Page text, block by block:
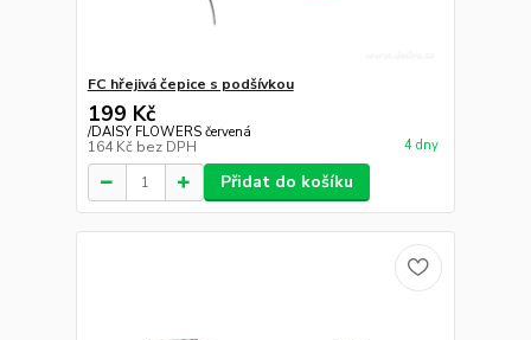
FC hřejivá čepice s podšívkou
199 Kč
/DAISY FLOWERS červená
164 Kč bez DPH 4 dny
Přidat do košíku